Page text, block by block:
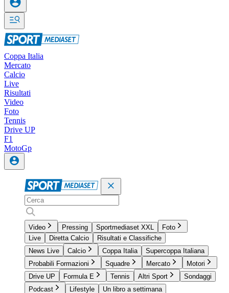
Coppa Italia
Mercato
Calcio
Live
Risultati
Video
Foto
Tennis
Drive UP
F1
MotoGp
Video Pressing Sportmediaset XXL
Foto
Live
Diretta Calcio
Risultati e Classifiche
News Live
Calcio Coppa Italia
Supercoppa Italiana
Probabili Formazioni
Squadre Mercato
Motori
Drive UP
Formula E Tennis Altri Sport
Sondaggi
Podcast
Lifestyle
Un libro a settimana